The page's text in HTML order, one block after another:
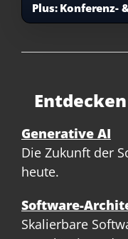
Plus:Konferenz-
Generative AI
Die Zukunft der
heute.
Software-
Skalierbare